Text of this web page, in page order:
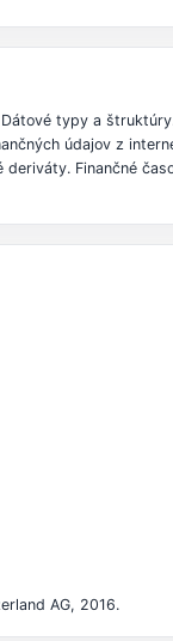
typy a
údajov z
Finančné
AG, 2016.